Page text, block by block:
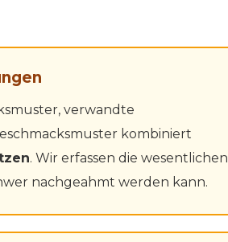
verwandte
kombiniert
. Wir erfassen die wesentlichen
nachgeahmt werden kann.